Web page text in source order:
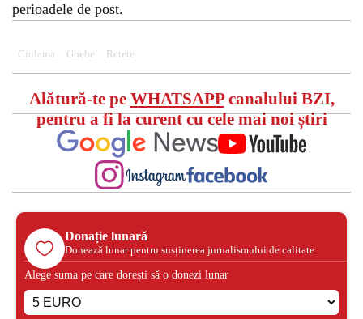
perioadele de post.
Ciulama Ghebe Retete
Alătură-te pe WHATSAPPcanalului BZI,
pentru a fi la curent cu cele mai noi știri
Donație lunară
Donează lunar pentru susținerea jurnalismului de calitate
Alege suma pe care dorești să o donezi lunar